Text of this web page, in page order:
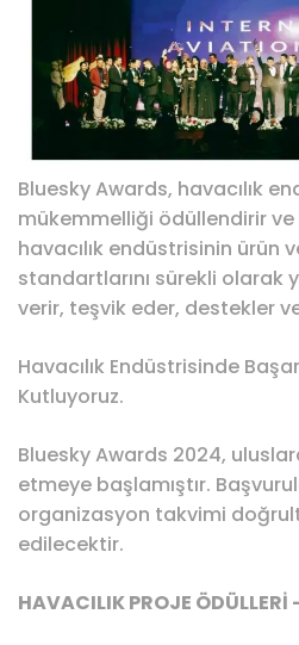
Bluesky Awards, havacılık
mükemmelliği ödüllendirir ve
havacılık endüstrisinin ürün
standartlarını sürekli olarak
verir, teşvik eder, destekler
Havacılık Endüstrisinde
Kutluyoruz.
Bluesky Awards 2024,
etmeye başlamıştır.
organizasyon takvimi
edilecektir.
HAVACILIK PROJE ÖDÜLLERİ